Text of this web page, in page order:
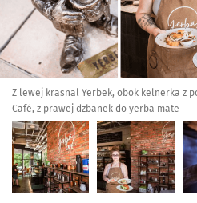
Z lewej krasnal Yerbek, obok kelnerka z
Café, z prawej dzbanek do yerba mate